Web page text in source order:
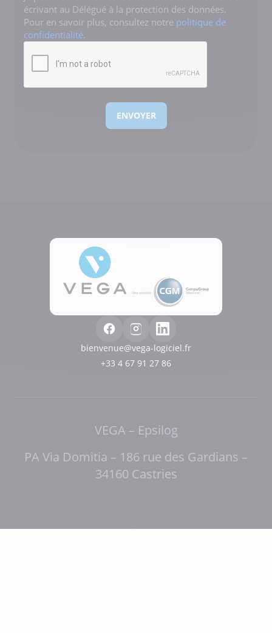
écrivant au Délégué à la protection des données.
Pour en savoir plus, consultez notre politique de
confidentialité.
bienvenue@vega-logiciel.fr
+33 4 67 91 27 86
VEGA – Epsilog
PA Via Domitia – 186 rue des Gardians –
34160 Castries